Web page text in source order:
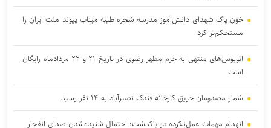
خون پاک شهدای دانش‌آموز مدرسه شجره طیبه میناب پیوند ملت ایران را
مستحکم‌تر کرد
اتوبوس‌های منتهی به حرم مطهر رضوی در تاریخ ۲۱ و ۲۲ مردادماه رایگان
است
شمار مصدومان حریق کارخانه فندک نصیرآباد به ۱۴ نفر رسید
انهدام مهمات عمل‌نکرده در پاکدشت؛ احتمال شنیده‌شدن صدای انفجار